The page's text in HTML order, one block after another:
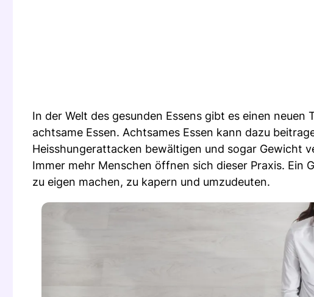
In der Welt des gesunden Essens gibt es einen
achtsame Essen. Achtsames Essen kann dazu
Heisshungerattacken bewältigen und sogar Gewicht
Immer mehr Menschen öffnen sich dieser Praxis. Ein
zu eigen machen, zu kapern und umzudeuten.